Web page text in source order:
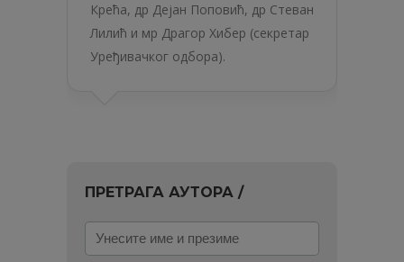
Крећа, др Дејан Поповић, др Стеван
Лилић и мр Драгор Хибер (секретар
Уређивачког одбора).
ПРЕТРАГА АУТОРА /
Унесите
име